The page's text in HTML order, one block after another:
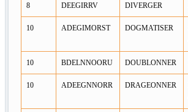
8 DEEGIRRV DIVERGER
10 ADEGIMORST DOGMATISER
10 BDELNNOORU DOUBLONNER
10 ADEEGNNORR DRAGEONNER